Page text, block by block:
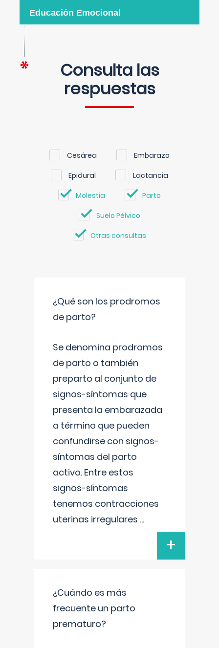
Educación Emocional
Consulta las
respuestas
Cesárea Embarazo
Epidural Lactancia
Molestia Parto
Suelo Pélvico
Otras consultas
¿Qué son los prodromos
de parto?
Se denomina prodromos
de parto o también
preparto al conjunto de
signos-síntomas que
presenta la embarazada
a término que pueden
confundirse con signos-
síntomas del parto
activo. Entre estos
signos-síntomas
tenemos contracciones
uterinas irregulares ...
+
¿Cuándo es más
frecuente un parto
prematuro?